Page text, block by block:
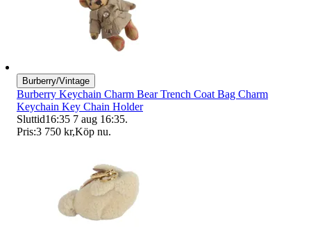
Burberry/Vintage
Burberry Keychain Charm Bear Trench Coat Bag Charm
Keychain Key Chain Holder
Sluttid16:35 7 aug 16:35.
Pris:3 750 kr,Köp nu.